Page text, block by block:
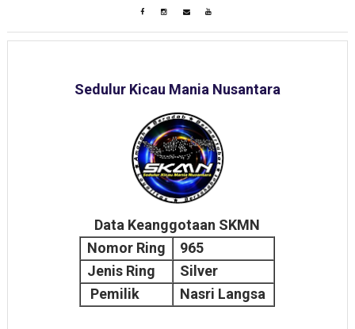
Sedulur Kicau Mania Nusantara
Data Keanggotaan SKMN
Nomor Ring
965
Jenis Ring
Silver
Pemilik
Nasri Langsa